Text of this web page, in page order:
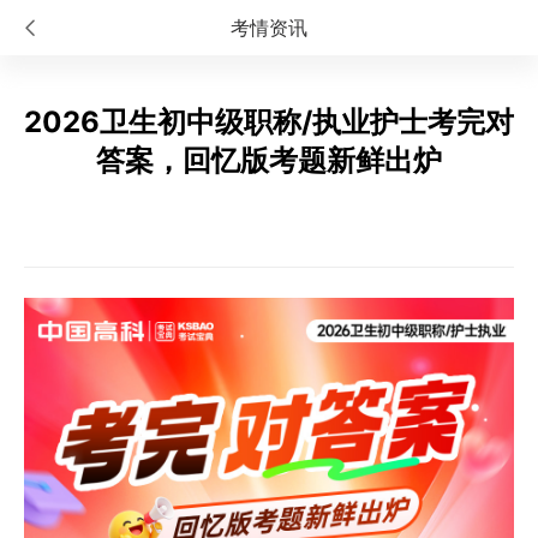
考情资讯
2026卫生初中级职称/执业护士考完对
答案，回忆版考题新鲜出炉